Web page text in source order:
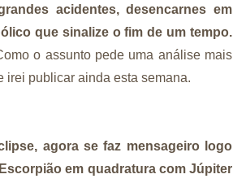
acidentes, desencarnes em
que sinalize o fim de um tempo.
o assunto pede uma análise mais
irei publicar ainda esta semana.
agora se faz mensageiro logo
em quadratura com Júpiter